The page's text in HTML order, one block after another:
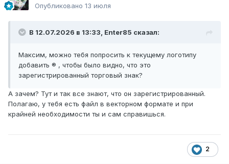
Опубликовано 13 июля
В 12.07.2026 в 13:33, Enter85 сказал:
Максим, можно тебя попросить к текущему логотипу
добавить ® , чтобы было видно, что это
зарегистрированный торговый знак?
А зачем? Тут и так все знают, что он зарегистрированный.
Полагаю, у тебя есть файл в векторном формате и при
крайней необходимости ты и сам справишься.
2